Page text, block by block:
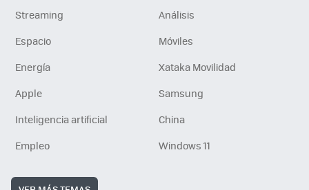
Streaming
Análisis
Espacio
Móviles
Energía
Xataka Movilidad
Apple
Samsung
Inteligencia artificial
China
Empleo
Windows 11